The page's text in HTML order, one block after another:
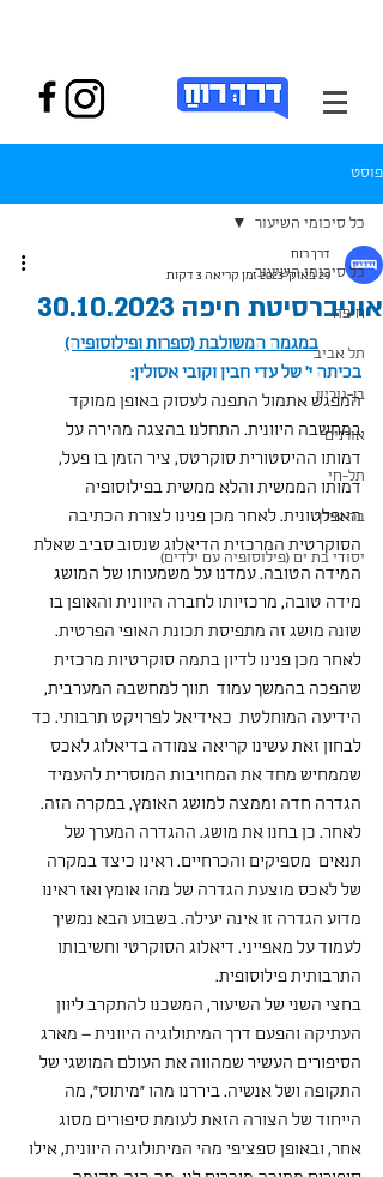
פוסט
כל סיכומי השיעור
חיפה
תל אביב
בן-גוריון
אורנים
תל-חי
בר-אילן
יסודי בת ים (פילוסופיה עם ילדים)
כל סיכומי השיעור
אוניברסיטת חיפה 30.10.2023
דרך רוח
29 באוק׳ 2023
זמן קריאה 3 דקות
במגמה המשולבת (ספרות ופילוסופיה)
בכיתה י' של עדי חבין וקובי אסולין:
המפגש אתמול התפנה לעסוק באופן ממוקד
במחשבה היוונית. התחלנו בהצגה מהירה על
דמותו ההיסטורית סוקרטס, ציר הזמן בו פעל,
דמותו הממשית והלא ממשית בפילוסופיה
האפלטונית. לאחר מכן פנינו לצורת הכתיבה
הסוקרטית המרכזית הדיאלוג שנסוב סביב שאלת
המידה הטובה. עמדנו על משמעותו של המושג
מידה טובה, מרכזיותו לחברה היוונית והאופן בו
שונה מושג זה מתפיסת תכונת האופי הפרטית.
לאחר מכן פנינו לדיון בתמה סוקרטיות מרכזית
שהפכה בהמשך עמוד  תווך למחשבה המערבית,
הידיעה המוחלטת  כאידיאל לפרויקט תרבותי. כד
לבחון זאת עשינו קריאה צמודה בדיאלוג לאכס
שממחיש מחד את המחויבות המוסרית להעמיד
הגדרה חדה וממצה למושג האומץ, במקרה הזה.
לאחר. כן בחנו את מושג. ההגדרה המערך של
תנאים  מספיקים והכרחיים. ראינו כיצד במקרה
של לאכס מוצעת הגדרה של מהו אומץ ואז ראינו
מדוע הגדרה זו אינה יעילה. בשבוע הבא נמשיך
לעמוד על מאפייני. דיאלוג הסוקרטי וחשיבותו
התרבותית פילוסופית.
בחצי השני של השיעור, המשכנו להתקרב ליוון
העתיקה והפעם דרך המיתולוגיה היוונית – מארג
הסיפורים העשיר שמהווה את העולם המושגי של
התקופה ושל אנשיה. ביררנו מהו ״מיתוס״, מה
הייחוד של הצורה הזאת לעומת סיפורים מסוג
אחר, ובאופן ספציפי מהי המיתולוגיה היוונית, אילו